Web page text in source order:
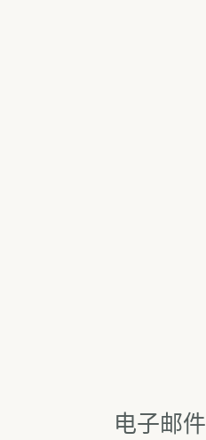
电子邮件